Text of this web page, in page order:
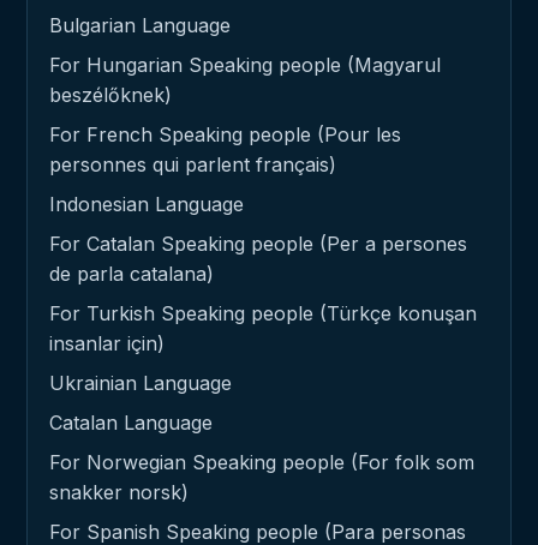
Bulgarian Language
For Hungarian Speaking people (Magyarul
beszélőknek)
For French Speaking people (Pour les
personnes qui parlent français)
Indonesian Language
For Catalan Speaking people (Per a persones
de parla catalana)
For Turkish Speaking people (Türkçe konuşan
insanlar için)
Ukrainian Language
Catalan Language
For Norwegian Speaking people (For folk som
snakker norsk)
For Spanish Speaking people (Para personas